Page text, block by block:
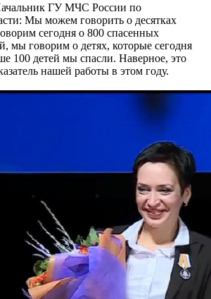
ГУ МЧС России по
Мы можем говорить о десятках
сегодня о 800 спасенных
мы говорим о детях, которые сегодня
100 детей мы спасли. Наверное, это
нашей работы в этом году.